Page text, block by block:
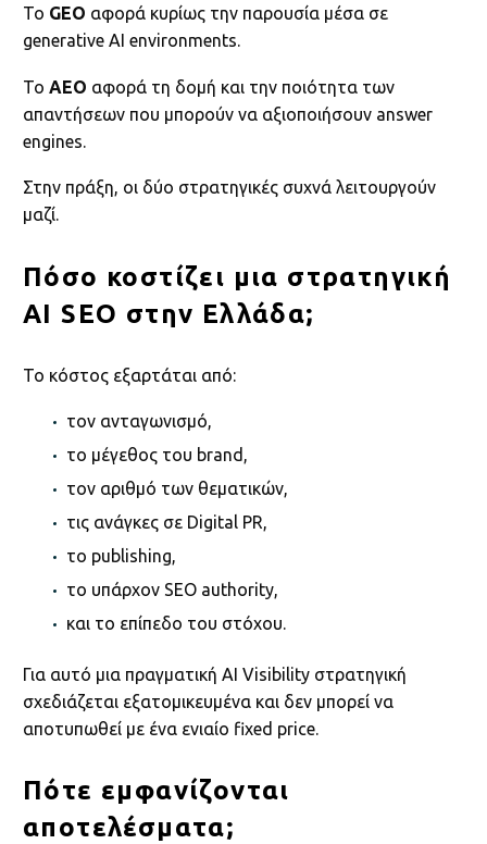
Το GEO αφορά κυρίως την παρουσία μέσα σε
generative AI environments.
Το AEO αφορά τη δομή και την ποιότητα των
απαντήσεων που μπορούν να αξιοποιήσουν answer
engines.
Στην πράξη, οι δύο στρατηγικές συχνά λειτουργούν
μαζί.
Πόσο κοστίζει μια στρατηγική
AI SEO στην Ελλάδα;
Το κόστος εξαρτάται από:
τον ανταγωνισμό,
το μέγεθος του brand,
τον αριθμό των θεματικών,
τις ανάγκες σε Digital PR,
το publishing,
το υπάρχον SEO authority,
και το επίπεδο του στόχου.
Για αυτό μια πραγματική AI Visibility στρατηγική
σχεδιάζεται εξατομικευμένα και δεν μπορεί να
αποτυπωθεί με ένα ενιαίο fixed price.
Πότε εμφανίζονται
αποτελέσματα;